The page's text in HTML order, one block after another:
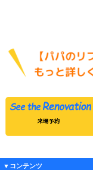
▼コンテンツ